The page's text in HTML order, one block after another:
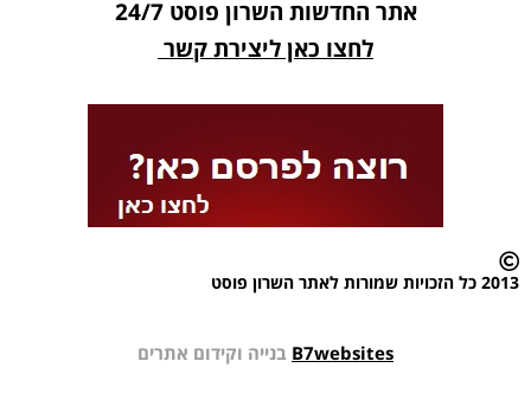
אתר החדשות השרון פוסט 24/7
לחצו כאן ליצירת קשר
2013 כל הזכויות שמורות לאתר השרון פוסט
B7websites